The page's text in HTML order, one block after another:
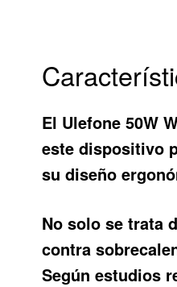
El Ulefone 50W
este dispositivo
su diseño
No solo se trata
contra
Según estudios